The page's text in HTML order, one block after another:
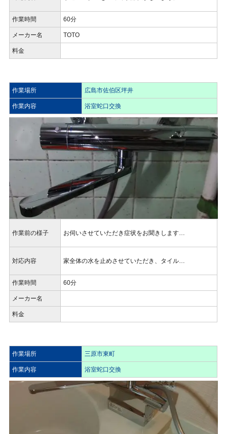
作業時間 60分
メーカー名 TOTO
料金
作業場所 広島市佐伯区坪井
作業内容 浴室蛇口交換
作業前の様子 お伺いさせていただき症状をお聞きします…
対応内容 家全体の水を止めさせていただき、タイル…
作業時間 60分
メーカー名
料金
作業場所 三原市東町
作業内容 浴室蛇口交換